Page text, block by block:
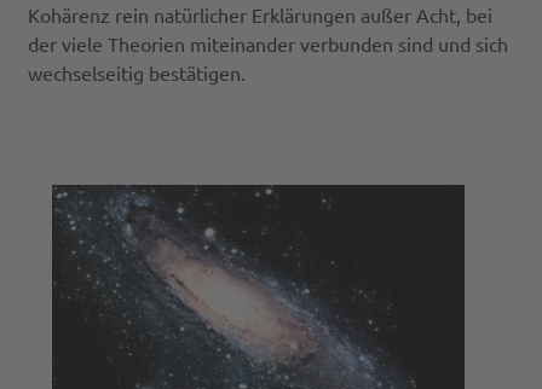
Kohärenz rein natürlicher Erklärungen außer Acht, bei
der viele Theorien miteinander verbunden sind und sich
wechselseitig bestätigen.